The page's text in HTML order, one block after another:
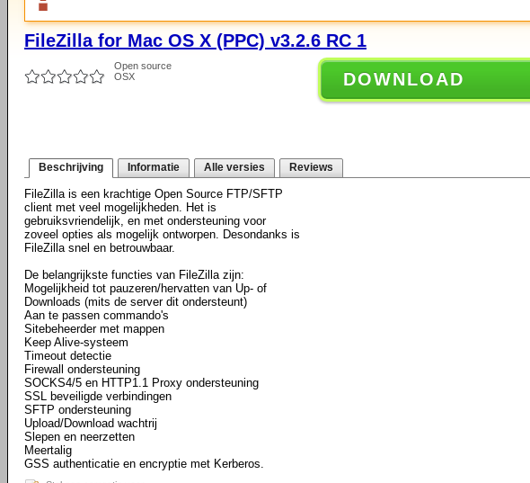
FileZilla for Mac OS X (PPC) v3.2.6 RC 1
Open source
OSX
DOWNLOAD
Beschrijving Informatie Alle versies Reviews
FileZilla is een krachtige Open Source FTP/SFTP
client met veel mogelijkheden. Het is
gebruiksvriendelijk, en met ondersteuning voor
zoveel opties als mogelijk ontworpen. Desondanks is
FileZilla snel en betrouwbaar.
De belangrijkste functies van FileZilla zijn:
Mogelijkheid tot pauzeren/hervatten van Up- of
Downloads (mits de server dit ondersteunt)
Aan te passen commando's
Sitebeheerder met mappen
Keep Alive-systeem
Timeout detectie
Firewall ondersteuning
SOCKS4/5 en HTTP1.1 Proxy ondersteuning
SSL beveiligde verbindingen
SFTP ondersteuning
Upload/Download wachtrij
Slepen en neerzetten
Meertalig
GSS authenticatie en encryptie met Kerberos.